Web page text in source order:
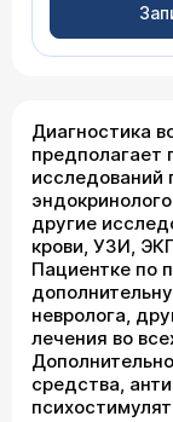
Диагностика
предполагает
исследований
другие
крови, УЗИ,
Пациентке по
невролога,
лечения во
средства,